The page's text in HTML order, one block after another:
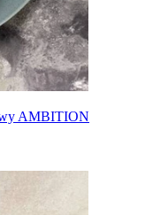
AMBITION